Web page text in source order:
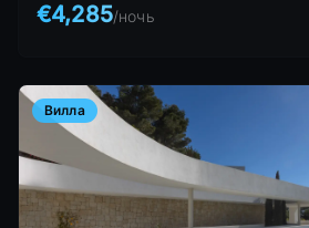
€4,285/ночь
Вилла